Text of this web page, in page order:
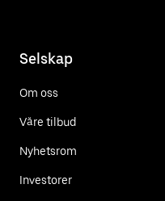
Selskap
Om oss
Våre tilbud
Nyhetsrom
Investorer